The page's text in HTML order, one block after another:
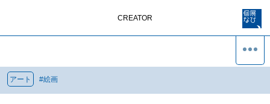
CREATOR
アート #絵画